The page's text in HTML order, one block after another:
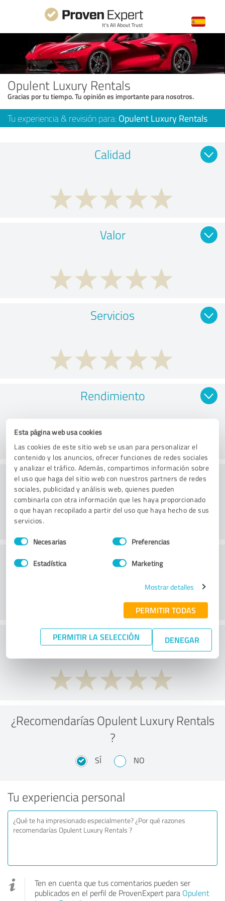
Esta página web usa cookies
Las cookies de este sitio web se usan para personalizar el
contenido y los anuncios, ofrecer funciones de redes sociales
y analizar el tráfico. Además, compartimos información sobre
el uso que haga del sitio web con nuestros partners de redes
sociales, publicidad y análisis web, quienes pueden
combinarla con otra información que les haya proporcionado
o que hayan recopilado a partir del uso que haya hecho de sus
servicios.
Selección
de
Necesarias Preferencias
Estadística Marketing
Mostrar detalles
PERMITIR TODAS
PERMITIR LA SELECCIÓN DENEGAR
Opulent Luxury Rentals
Gracias por tu tiempo. Tu opinión es importante para nosotros.
Tu experiencia & revisión para: Opulent Luxury Rentals
Calidad
Valor
Servicios
Rendimiento
Consultoría
Servicio de atención al cliente
¿Qué te parece la relación calidad-precio?
¿Recomendarías Opulent Luxury Rentals
?
SÍ NO
Tu experiencia personal
Ten en cuenta que tus comentarios pueden ser
publicados en el perfil de ProvenExpert para Opulent